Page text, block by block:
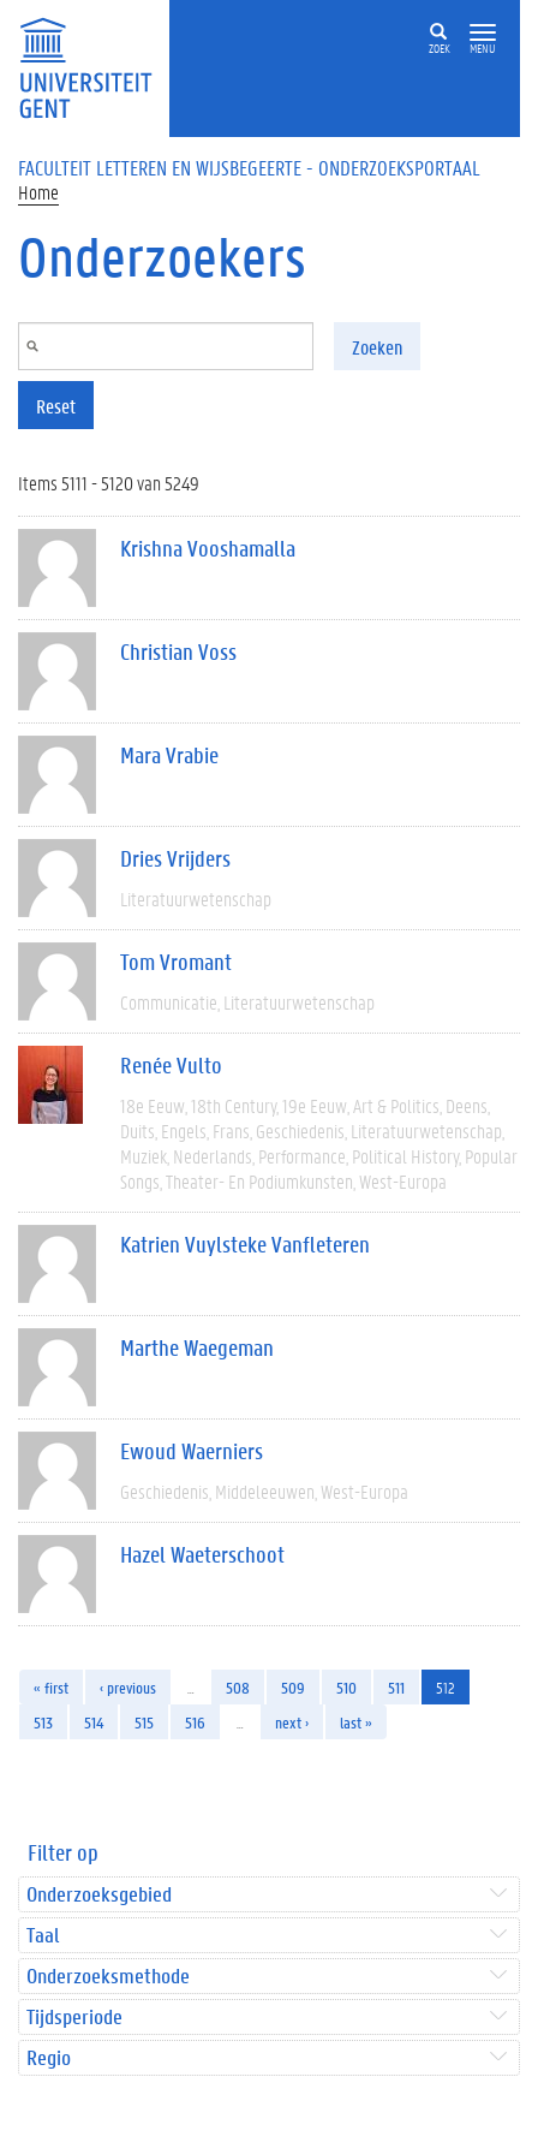
Overslaan en naar de inhoud gaan
ZOEK MENU
FACULTEIT LETTEREN EN WIJSBEGEERTE - ONDERZOEKSPORTAAL
Home
Onderzoekers
Zoeken
Reset
Items 5111 - 5120 van 5249
Krishna Vooshamalla
Christian Voss
Mara Vrabie
Dries Vrijders
Literatuurwetenschap
Tom Vromant
Communicatie Literatuurwetenschap
Renée Vulto
18e Eeuw 18th Century 19e Eeuw Art & Politics Deens
Duits Engels Frans Geschiedenis Literatuurwetenschap
Muziek Nederlands Performance Political History Popular
Songs Theater- En Podiumkunsten West-Europa
Katrien Vuylsteke Vanfleteren
Marthe Waegeman
Ewoud Waerniers
Geschiedenis Middeleeuwen West-Europa
Hazel Waeterschoot
« first ‹ previous 508 509 510 511
512
513
514 515 516 next › last »
Filter op
Onderzoeksgebied
Taal
Onderzoeksmethode
Tijdsperiode
Regio